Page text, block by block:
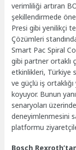
verimliliği artıran
şekillendirmede
Presi gibi yenilikçi
Çözümleri
Smart Pac Spiral
gibi partner ortaklı
etkinlikleri, Türkiye
ve güçlü iş
koyuyor. Bunun
senaryoları
deneyimlenmesini
platformu
Bosch